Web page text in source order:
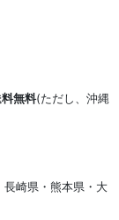
無料(ただし、沖縄
長崎県・熊本県・大